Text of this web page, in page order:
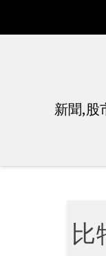
新聞,股
比